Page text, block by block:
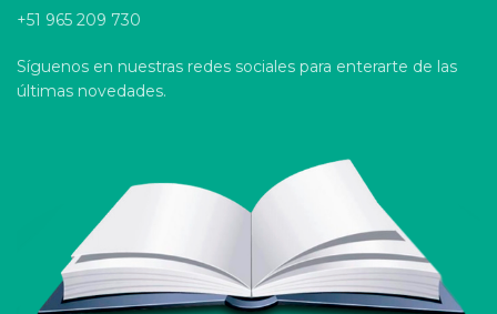
+51 965 209 730
Síguenos en nuestras redes sociales para enterarte de las
últimas novedades.